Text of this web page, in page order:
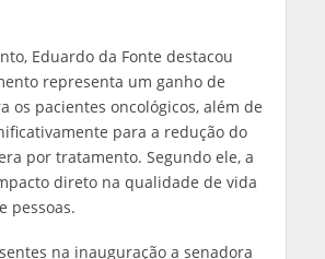
Eduardo da Fonte destacou
representa um ganho de
os pacientes oncológicos, além de
para a redução do
por tratamento. Segundo ele, a
direto na qualidade de vida
pessoas.
na inauguração a senadora